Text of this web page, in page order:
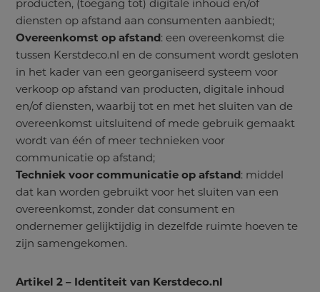
producten, (toegang tot) digitale inhoud en/of
diensten op afstand aan consumenten aanbiedt;
Overeenkomst op afstand: een overeenkomst die
tussen Kerstdeco.nl en de consument wordt gesloten
in het kader van een georganiseerd systeem voor
verkoop op afstand van producten, digitale inhoud
en/of diensten, waarbij tot en met het sluiten van de
overeenkomst uitsluitend of mede gebruik gemaakt
wordt van één of meer technieken voor
communicatie op afstand;
Techniek voor communicatie op afstand: middel
dat kan worden gebruikt voor het sluiten van een
overeenkomst, zonder dat consument en
ondernemer gelijktijdig in dezelfde ruimte hoeven te
zijn samengekomen.
Artikel 2 – Identiteit van Kerstdeco.nl